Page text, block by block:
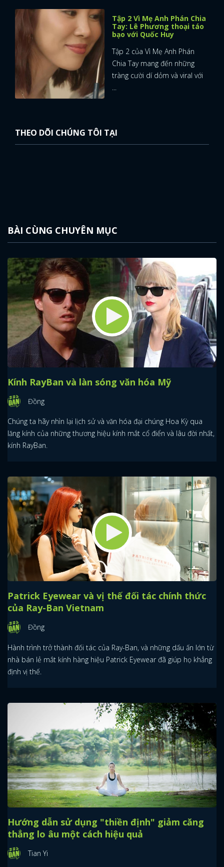
Tập 2 Vì Mẹ Anh Phán Chia
Tay: Lê Phương thoại táo
bạo với Quốc Huy
Tập 2 của Vì Mẹ Anh Phán
Chia Tay mang đến những
tràng cười dí dỏm và viral với
...
THEO DÕI CHÚNG TÔI TẠI
BÀI CÙNG CHUYÊN MỤC
Kính RayBan và làn sóng văn hóa Mỹ
Đồng
Chúng ta hãy nhìn lại lịch sử và văn hóa đại chúng Hoa Kỳ qua
lăng kính của những thương hiệu kính mắt cổ điển và lâu đời nhất,
kính RayBan.
Patrick Eyewear và vị thế đối tác chính thức
của Ray-Ban Vietnam
Đồng
Hành trình trở thành đối tác của Ray-Ban, và những dấu ấn lớn từ
nhà bán lẻ mắt kính hàng hiệu Patrick Eyewear đã giúp họ khẳng
định vị thế.
Hướng dẫn sử dụng "thiền định" giảm căng
thẳng lo âu một cách hiệu quả
Tian Yi